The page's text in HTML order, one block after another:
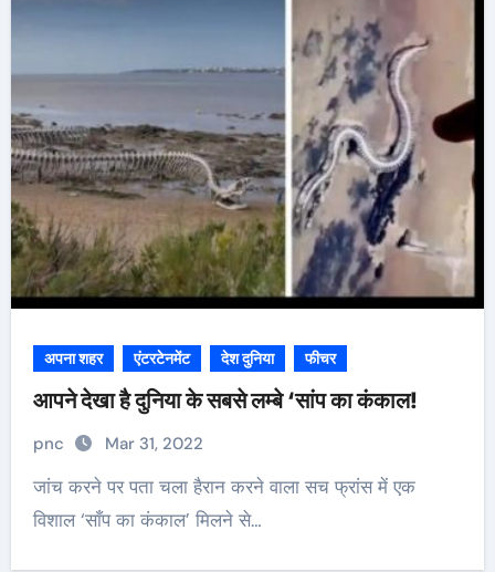
अपना शहर एंटरटेनमेंट देश दुनिया फीचर
आपने देखा है दुनिया के सबसे लम्बे ‘सांप का कंकाल!
pnc Mar 31, 2022
जांच करने पर पता चला हैरान करने वाला सच फ्रांस में एक
विशाल ‘साँप का कंकाल’ मिलने से…